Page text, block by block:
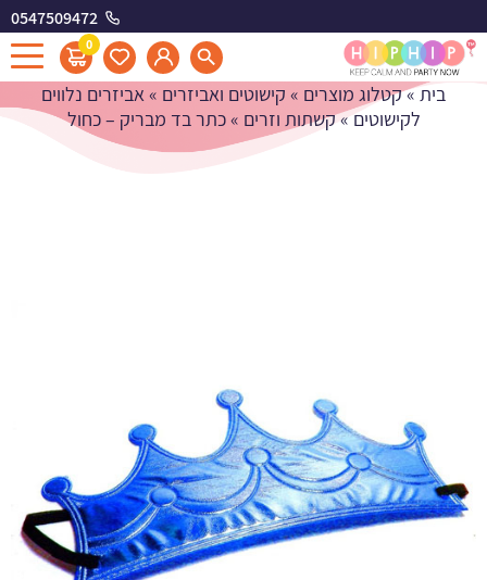
0547509472
0
כתר בד מבריק - כחול
בית»קטלוג מוצרים » קישוטים ואביזרים »אביזרים נלווים
לקישוטים»קשתות וזרים »כתר בד מבריק – כחול